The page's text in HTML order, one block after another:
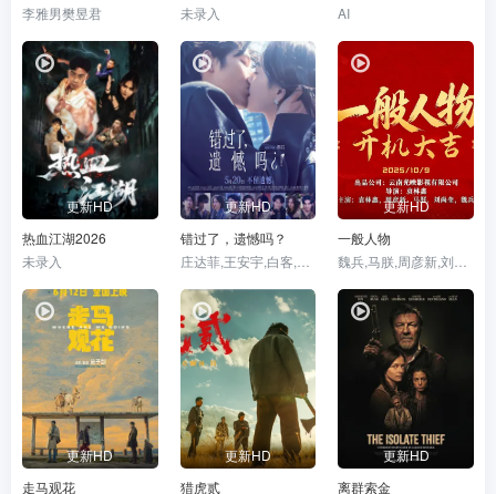
李雅男樊昱君
未录入
AI
更新HD
热血江湖2026
未录入
更新HD
错过了，遗憾吗？
庄达菲,王安宇,白客,敖子逸,赵佳丽,周澄奥,陈昊宇,黄子琪,吴汉坤,孙嘉灵,泰乐
更新HD
一般人物
魏兵,马朕,周彦新,刘尚奎
更新HD
走马观花
更新HD
猎虎贰
更新HD
离群索金